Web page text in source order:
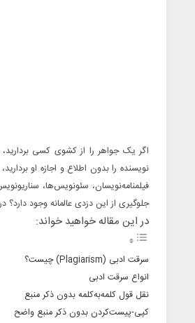
اگر یک جواهر را از کشوی کسی
نویسنده را بدون اطلاع و اجازه او
فیلمنامه‌نویسان، سئونویس‌ها،
جلوگیری از این دزدی عالمانه وجود دارد؟ در این مقاله به
در این مقاله خواهید خواند:
سرقت ادبی (Plagiarism) چیست؟
انواع سرقت ادبی
نقل قول کلمه‌به‌کلمه بدون ذکر منبع
کپی-پیست‌کردن بدون ذکر منبع واضح